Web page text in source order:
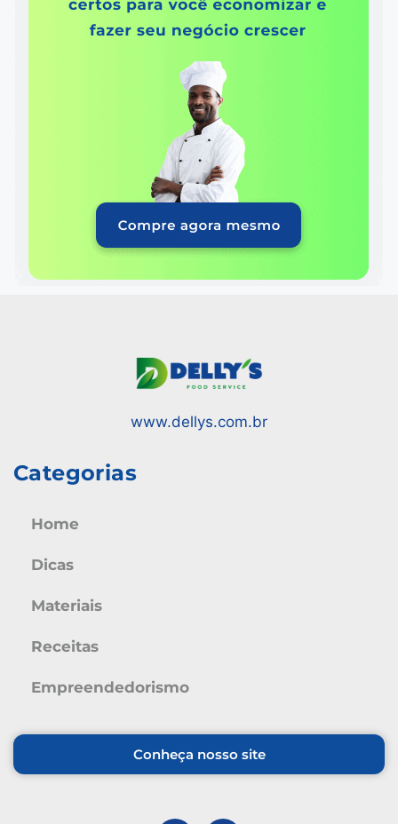
www.dellys.com.br
Categorias
Home
Dicas
Materiais
Receitas
Empreendedorismo
Conheça nosso site